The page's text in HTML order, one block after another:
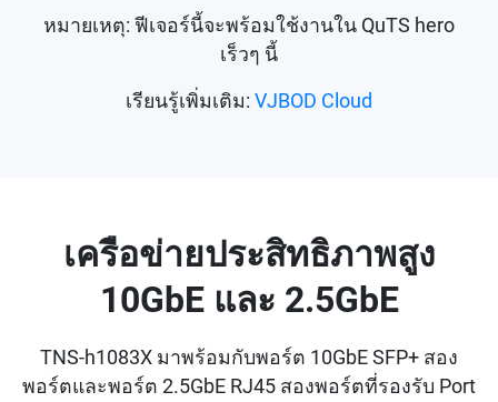
หมายเหตุ: ฟีเจอร์นี้จะพร้อมใช้งานใน QuTS hero
เร็วๆ นี้
เรียนรู้เพิ่มเติม: VJBOD Cloud
เครือข่ายประสิทธิภาพสูง
10GbE และ 2.5GbE
TNS-h1083X มาพร้อมกับพอร์ต 10GbE SFP+ สอง
พอร์ตและพอร์ต 2.5GbE RJ45 สองพอร์ตที่รองรับ Port